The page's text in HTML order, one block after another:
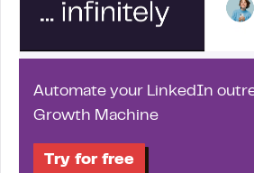
Automate your LinkedIn
Growth Machine
Try for free